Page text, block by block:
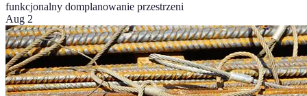
funkcjonalny domplanowanie przestrzeni
Aug 2